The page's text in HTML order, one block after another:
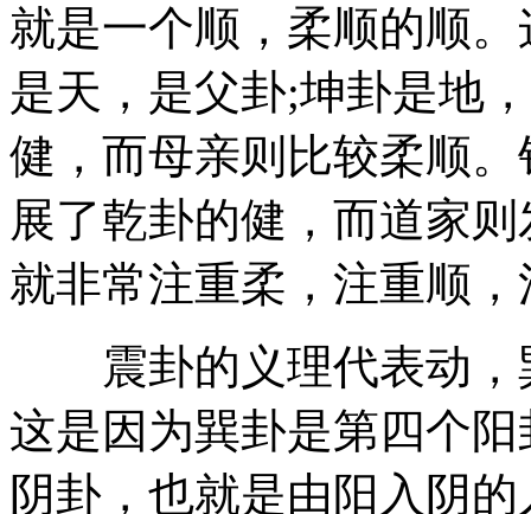
就是一个顺，柔顺的顺
是天，是父卦;坤卦是地
健，而母亲则比较柔顺
展了乾卦的健，而道家
就非常注重柔，注重顺
震卦的义理代表动，
这是因为巽卦是第四个
阴卦，也就是由阳入阴